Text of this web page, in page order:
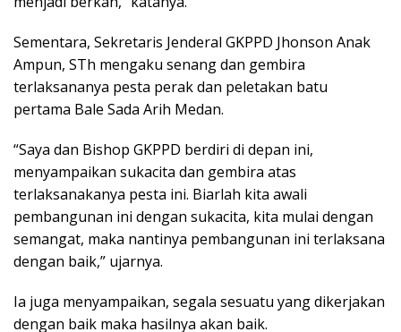
Sementara, Sekretaris Jenderal GKPPD Jhonson Anak
Ampun, STh mengaku senang dan gembira
terlaksananya pesta perak dan peletakan batu
pertama Bale Sada Arih Medan.
“Saya dan Bishop GKPPD berdiri di depan ini,
menyampaikan sukacita dan gembira atas
terlaksanakanya pesta ini. Biarlah kita awali
pembangunan ini dengan sukacita, kita mulai dengan
semangat, maka nantinya pembangunan ini terlaksana
dengan baik,” ujarnya.
Ia juga menyampaikan, segala sesuatu yang dikerjakan
dengan baik maka hasilnya akan baik.